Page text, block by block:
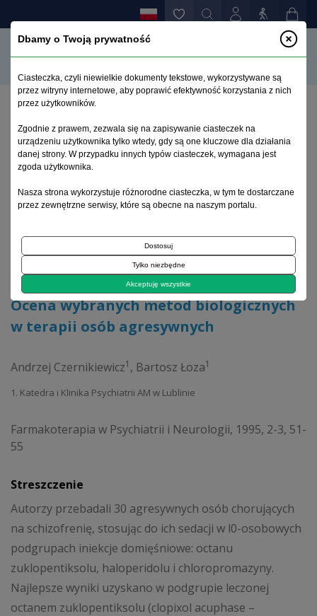
Ocena wybranych metod biologicznych w terapii
osób agresywnych
Archiwum 1995–2023
1995, tom 11, zeszyt 2-3
Artykuł
Ocena wybranych metod biologicznych
w terapii osób agresywnych
Andrzej Czernikiewicz1 , Bartosz Łoza1
1. Katedra i Klinika Psychiatrii AM w Lublinie
Farmakoterapia w Psychiatrii i Neurologii, 1995, 2-3, 51-
55
Streszczenie
Autorzy przebadali 30 agresywnych osób chorujących
na schizofrenię, stosując do ich sedacji w l0-osobowych
podgrupach iniekcje domięśniowe: octanu
zuklopentiksolu, haloperidolu i chloropromazyny.
Najlepsze wyniki uzyskano w podgrupie leczonej
octanem zuklopentiksolu (clopixol acuphase –
Dbamy o Twoją prywatność
Ciasteczka, czyli niewielkie dokumenty tekstowe, wykorzystywane są
przez witryny internetowe, aby poprawić efektywność korzystania z nich
przez użytkowników.
Zgodnie z prawem, zezwala się na zapisywanie ciasteczek na
urządzeniu użytkownika tylko wtedy, gdy są one kluczowe dla działania
danej strony. W przypadku innych typów ciasteczek, wymagana jest
zgoda użytkownika.
Nasza strona wykorzystuje różnorodne ciasteczka, w tym te dostarczane
przez zewnętrzne serwisy, które są obecne na naszym portalu.
Dostosuj
Tylko niezbędne
Akceptuję wszystkie